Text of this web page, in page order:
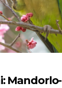
Mandorlo-